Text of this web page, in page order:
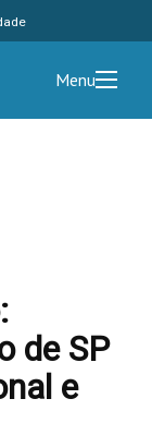
Menu
de SP
e